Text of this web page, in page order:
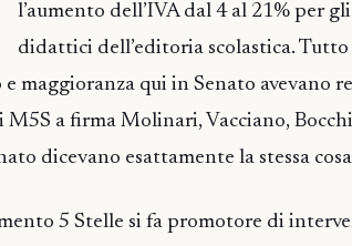
l’aumento dell’IVA dal 4 al 21% per
didattici dell’editoria scolastica. Tutto
maggioranza qui in Senato avevano
a firma Molinari, Vacciano,
dicevano esattamente la stessa
5 Stelle si fa promotore di